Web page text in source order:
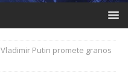
Vladimir Putin promete granos